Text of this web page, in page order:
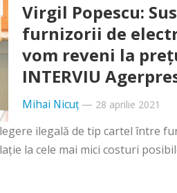
Virgil Popescu:
furnizorii de
vom reveni la
INTERVIU
Mihai Nicuț— 28 aprilie 2021
ilegală de tip cartel între
la cele mai mici costuri